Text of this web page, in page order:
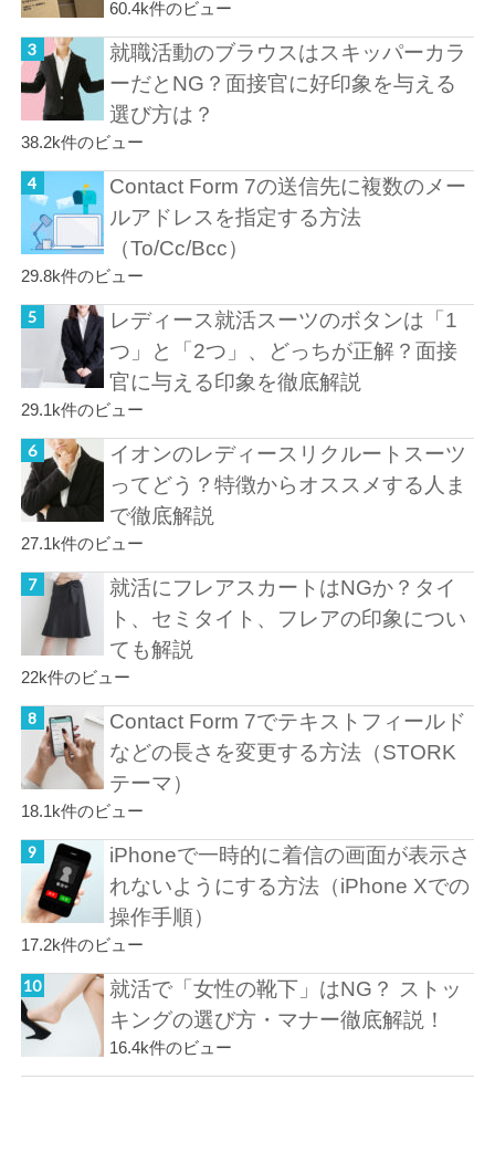
60.4k件のビュー
就職活動のブラウスはスキッパーカラ
ーだとNG？面接官に好印象を与える
選び方は？
38.2k件のビュー
Contact Form 7の送信先に複数のメー
ルアドレスを指定する方法
（To/Cc/Bcc）
29.8k件のビュー
レディース就活スーツのボタンは「1
つ」と「2つ」、どっちが正解？面接
官に与える印象を徹底解説
29.1k件のビュー
イオンのレディースリクルートスーツ
ってどう？特徴からオススメする人ま
で徹底解説
27.1k件のビュー
就活にフレアスカートはNGか？タイ
ト、セミタイト、フレアの印象につい
ても解説
22k件のビュー
Contact Form 7でテキストフィールド
などの長さを変更する方法（STORK
テーマ）
18.1k件のビュー
iPhoneで一時的に着信の画面が表示さ
れないようにする方法（iPhone Xでの
操作手順）
17.2k件のビュー
就活で「女性の靴下」はNG？ ストッ
キングの選び方・マナー徹底解説！
16.4k件のビュー